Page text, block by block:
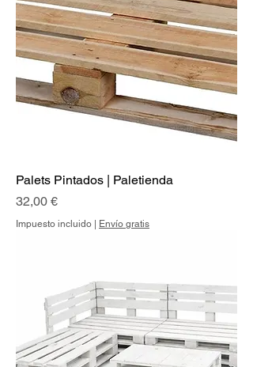
Palets Pintados | Paletienda
Precio
32,00 €
Impuesto incluido Envío gratis